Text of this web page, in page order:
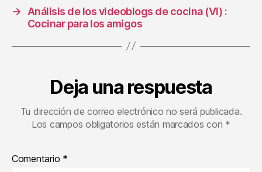
→
Análisis de los videoblogs de cocina (VI) :
Cocinar para los amigos
Deja una respuesta
Tu dirección de correo electrónico no será publicada.
Los campos obligatorios están marcados con *
Comentario *